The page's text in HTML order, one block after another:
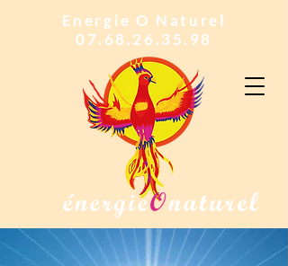
Energie O Naturel
07.68.26.35.98